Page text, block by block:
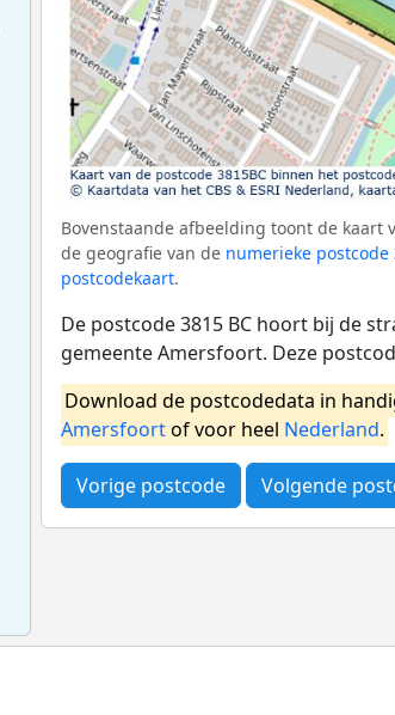
Bovenstaande afbeelding toont de kaart
de geografie van de numerieke postcode
postcodekaart.
De postcode 3815 BC hoort bij de
gemeente Amersfoort. Deze
Download de postcodedata in
Amersfoortof voor heel Nederland.
Vorige postcode Volgende